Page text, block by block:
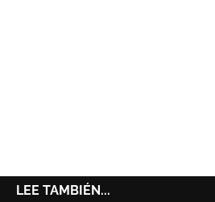
LEE TAMBIÉN...